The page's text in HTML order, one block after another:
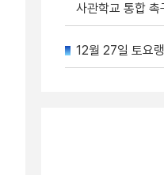
사관학교 통합 촉
12월 27일 토요